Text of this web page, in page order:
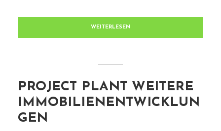
WEITERLESEN
PROJECT PLANT WEITERE
IMMOBILIENENTWICKLUN
GEN